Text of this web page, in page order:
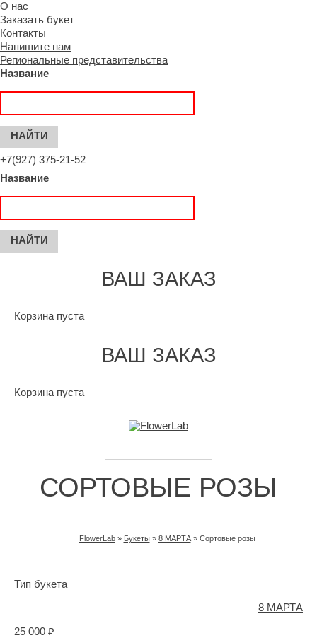
О нас
Заказать букет
Контакты
Напишите нам
Региональные представительства
Название
+7(927) 375-21-52
Название
ВАШ ЗАКАЗ
Корзина пуста
ВАШ ЗАКАЗ
Корзина пуста
СОРТОВЫЕ РОЗЫ
FlowerLab » Букеты » 8 МАРТА » Сортовые розы
Тип букета
8 МАРТА
25 000 ₽